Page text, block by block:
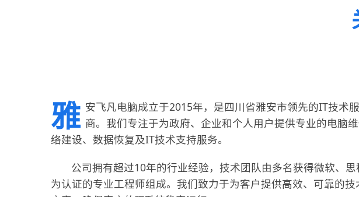
雅 安飞凡电脑成立于2015年，是四川省雅安市领先的IT技术
商。我们专注于为政府、企业和个人用户提供专业的电脑
络建设、数据恢复及IT技术支持服务。
公司拥有超过10年的行业经验，技术团队由多名获得微软、思
为认证的专业工程师组成。我们致力于为客户提供高效、可靠的技